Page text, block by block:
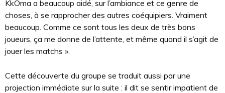
KkOma a beaucoup aidé, sur l’ambiance et ce genre de
choses, à se rapprocher des autres coéquipiers. Vraiment
beaucoup. Comme ce sont tous les deux de très bons
joueurs, ça me donne de l’attente, et même quand il s’agit de
jouer les matchs ».
Cette découverte du groupe se traduit aussi par une
projection immédiate sur la suite : il dit se sentir impatient de